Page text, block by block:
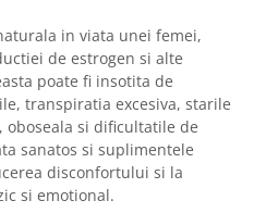
in viata unei femei,
de estrogen si alte
poate fi insotita de
transpiratia excesiva, starile
si dificultatile de
sanatos si suplimentele
disconfortului si la
si emotional.